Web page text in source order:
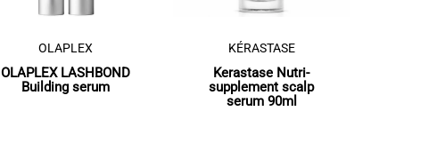
OLAPLEX
OLAPLEX LASHBOND
Building serum
KÉRASTASE
Kerastase Nutri-
supplement scalp
serum 90ml